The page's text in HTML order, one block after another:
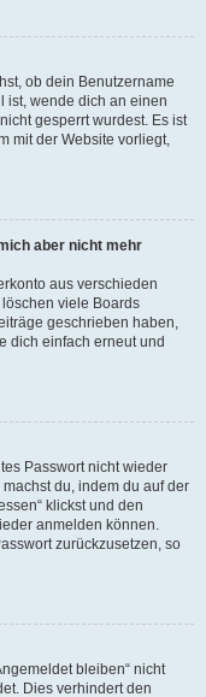
ob dein Benutzername
ist, wende dich an einen
gesperrt wurdest. Es ist
mit der Website vorliegt,
aber nicht mehr
aus verschieden
viele Boards
geschrieben haben,
dich einfach erneut und
Passwort nicht wieder
du, indem du auf der
klickst und den
anmelden können.
zurückzusetzen, so
bleiben“ nicht
Dies verhindert den